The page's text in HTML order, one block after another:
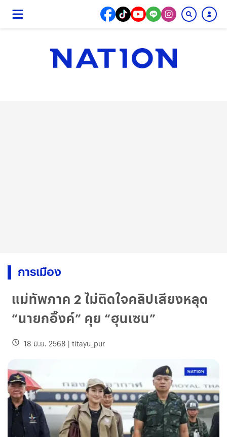
การเมือง
แม่ทัพภาค 2 ไม่ติดใจคลิปเสียงหลุด
“นายกอิ๊งค์” คุย “ฮุนเซน”
18 มิ.ย. 2568 | titayu_pur